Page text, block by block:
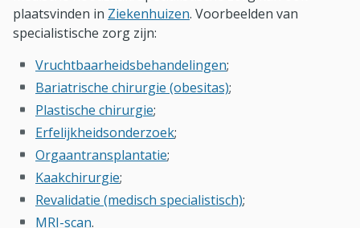
plaatsvinden in Ziekenhuizen. Voorbeelden van
specialistische zorg zijn:
Vruchtbaarheidsbehandelingen;
Bariatrische chirurgie (obesitas);
Plastische chirurgie;
Erfelijkheidsonderzoek;
Orgaantransplantatie;
Kaakchirurgie;
Revalidatie (medisch specialistisch);
MRI-scan.